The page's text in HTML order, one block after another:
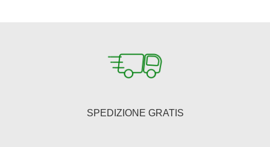
SPEDIZIONE GRATIS